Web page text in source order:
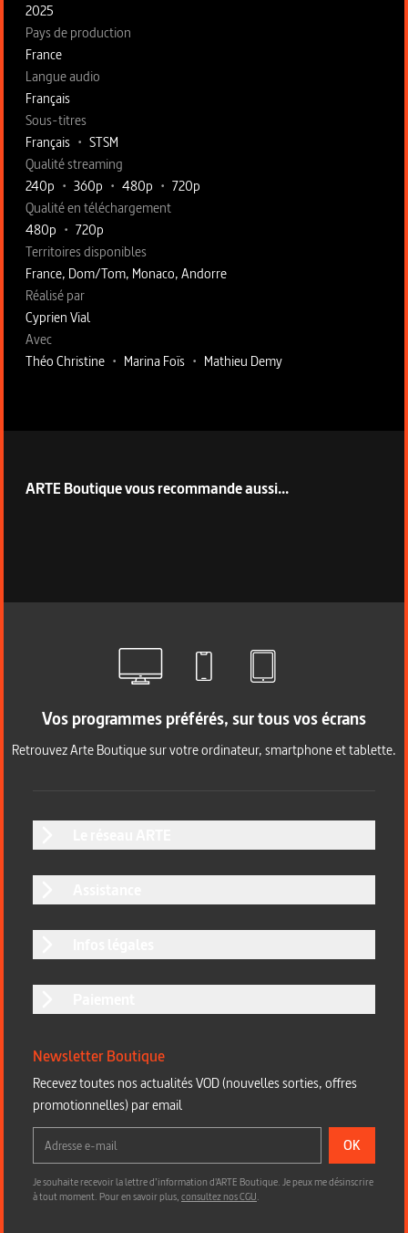
2025
Pays de production
France
Langue audio
Français
Sous-titres
Français • STSM
Qualité streaming
240p • 360p • 480p • 720p
Qualité en téléchargement
480p • 720p
Territoires disponibles
France, Dom/Tom, Monaco, Andorre
Fiche technique section droite
Réalisé par
Cyprien Vial
Avec
Théo Christine • Marina Foïs • Mathieu Demy
ARTE Boutique vous recommande aussi...
Vos programmes préférés, sur tous vos écrans
Retrouvez Arte Boutique sur votre ordinateur, smartphone et tablette.
Newsletter Boutique
Recevez toutes nos actualités VOD (nouvelles sorties, offres
promotionnelles) par email
OK
Je souhaite recevoir la lettre d’information d'ARTE Boutique. Je peux me désinscrire
à tout moment. Pour en savoir plus,consultez nos CGU.